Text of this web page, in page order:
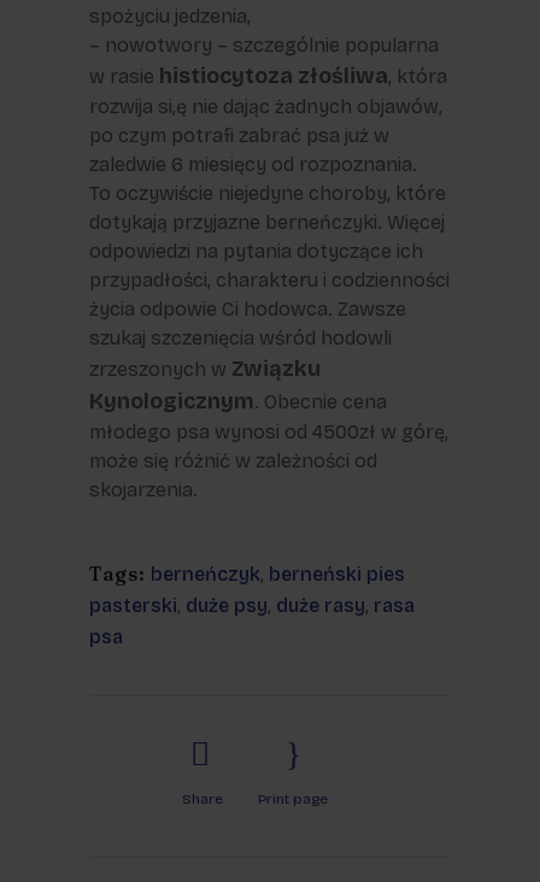
spożyciu jedzenia,
– nowotwory – szczególnie popularna
w rasie histiocytoza złośliwa, która
rozwija si,ę nie dając żadnych objawów,
po czym potrafi zabrać psa już w
zaledwie 6 miesięcy od rozpoznania.
To oczywiście niejedyne choroby, które
dotykają przyjazne berneńczyki. Więcej
odpowiedzi na pytania dotyczące ich
przypadłości, charakteru i codzienności
życia odpowie Ci hodowca. Zawsze
szukaj szczenięcia wśród hodowli
zrzeszonych w Związku
Kynologicznym. Obecnie cena
młodego psa wynosi od 4500zł w górę,
może się różnić w zależności od
skojarzenia.
Tags: berneńczyk, berneński pies
pasterski, duże psy, duże rasy, rasa
psa
Share Print page